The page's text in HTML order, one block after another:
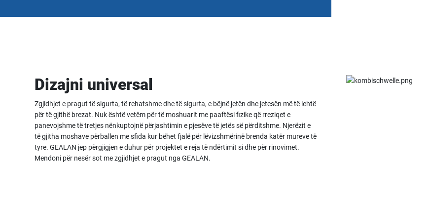
Dizajni universal
Zgjidhjet e pragut të sigurta, të rehatshme dhe të sigurta, e bëjnë jetën dhe jetesën më të lehtë
për të gjithë brezat. Nuk është vetëm për të moshuarit me paaftësi fizike që rreziqet e
panevojshme të tretjes nënkuptojnë përjashtimin e pjesëve të jetës së përditshme. Njerëzit e
të gjitha moshave përballen me sfida kur bëhet fjalë për lëvizshmërinë brenda katër mureve të
tyre. GEALAN jep përgjigjen e duhur për projektet e reja të ndërtimit si dhe për rinovimet.
Mendoni për nesër sot me zgjidhjet e pragut nga GEALAN.